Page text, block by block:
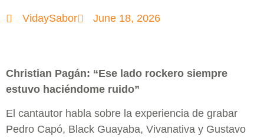
VidaySabor June 18, 2026
Christian Pagán: “Ese lado rockero siempre
estuvo haciéndome ruido”
El cantautor habla sobre la experiencia de grabar
Pedro Capó, Black Guayaba, Vivanativa y Gustavo